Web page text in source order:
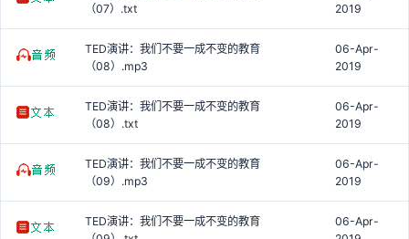
（07）.txt
2019
TED演讲：我们不要一成不变的教育
（08）.mp3
06-Apr-
2019
TED演讲：我们不要一成不变的教育
（08）.txt
06-Apr-
2019
TED演讲：我们不要一成不变的教育
（09）.mp3
06-Apr-
2019
TED演讲：我们不要一成不变的教育
06-Apr-